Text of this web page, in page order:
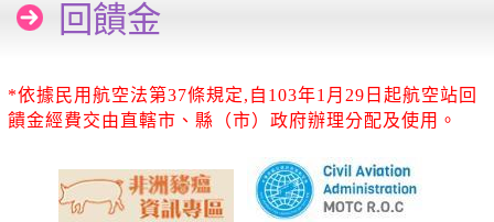
回饋金
*依據民用航空法第37條規定,自103年1月29日起航空站回
饋金經費交由直轄市、縣（市）政府辦理分配及使用。